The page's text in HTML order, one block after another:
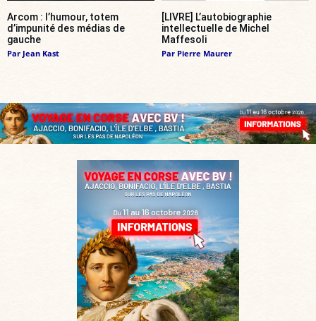
Arcom : l’humour, totem
d’impunité des médias de
gauche
Par Jean Kast
[LIVRE] L’autobiographie
intellectuelle de Michel
Maffesoli
Par Pierre Maurer